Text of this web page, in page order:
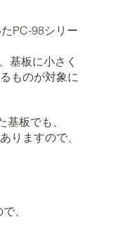
、
PC-98シリー
基板に小さく
ものが対象に
板でも、
りますので、